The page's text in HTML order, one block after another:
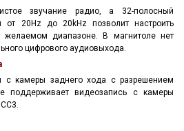
звучание радио, а 32-полосный
от 20Hz до 20kHz позволит настроить
желаемом диапазоне. В магнитоле нет
цифрового аудиовыхода.
с камеры заднего хода с разрешением
поддерживает видеозапись с камеры